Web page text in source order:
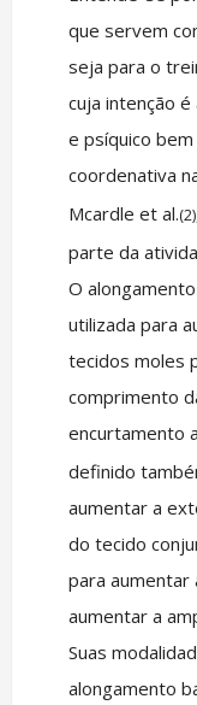
que servem
seja para o
cuja intenção
e psíquico
coordenativa
Mcardle et al.(2)
parte da
O
utilizada para
tecidos moles
comprimento
encurtamento
definido
aumentar a
do tecido
para aumentar
aumentar a
Suas
alongamento